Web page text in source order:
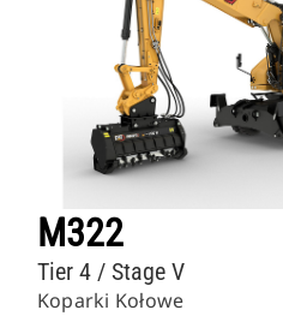
M322
Koparki Kołowe
Tier 4 / Stage V